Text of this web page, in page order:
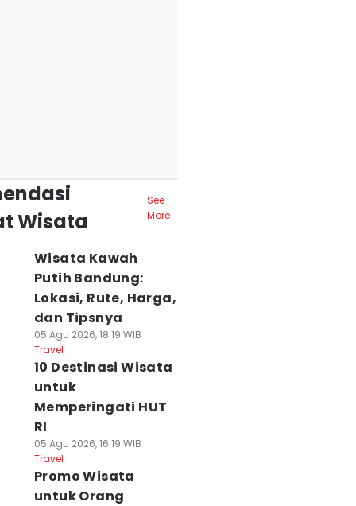
Wisata
See
More
Wisata Kawah
Putih Bandung:
Lokasi, Rute, Harga,
dan Tipsnya
05 Agu 2026, 18:19 WIB
Travel
10 Destinasi Wisata
untuk
Memperingati HUT
RI
05 Agu 2026, 16:19 WIB
Travel
Promo Wisata
untuk Orang